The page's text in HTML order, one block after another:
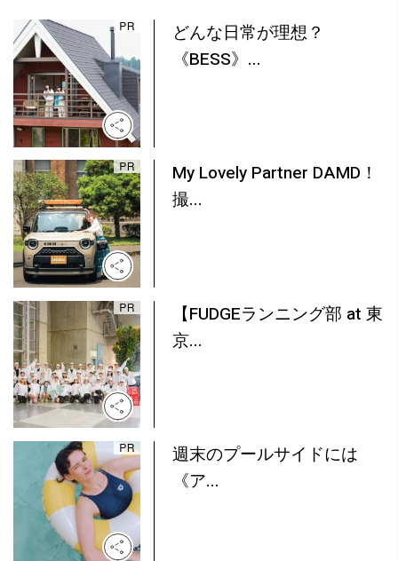
どんな日常が理想？
《BESS》...
My Lovely Partner DAMD！
撮...
【FUDGEランニング部 at 東
京...
週末のプールサイドには
《ア...